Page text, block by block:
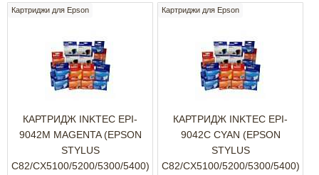
Картриджи для Epson
КАРТРИДЖ INKTEC EPI-
9042M MAGENTA (EPSON
STYLUS
C82/CX5100/5200/5300/5400)
Картриджи для Epson
КАРТРИДЖ INKTEC EPI-
9042C CYAN (EPSON
STYLUS
C82/CX5100/5200/5300/5400)